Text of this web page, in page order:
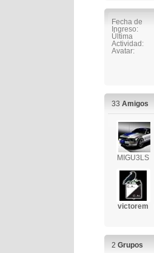
Fecha de
Ingreso
Última
Actividad
Avatar
33 Amigos
MIGU3LS
victorem
2 Grupos